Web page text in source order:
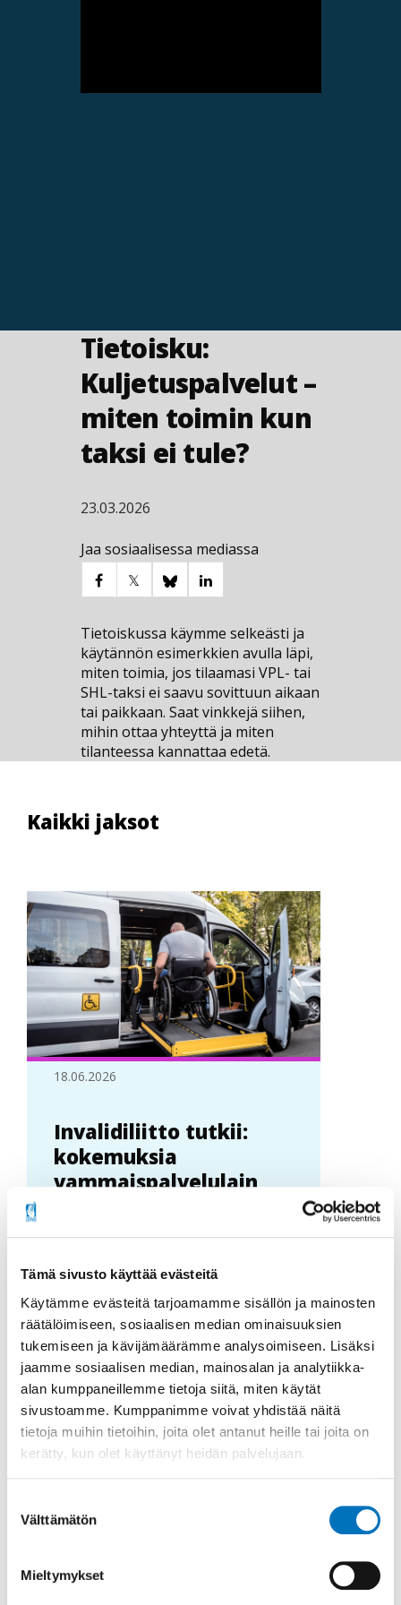
Tämä sivusto käyttää evästeitä
Käytämme evästeitä tarjoamamme sisällön ja mainosten
räätälöimiseen, sosiaalisen median ominaisuuksien
tukemiseen ja kävijämäärämme analysoimiseen. Lisäksi
jaamme sosiaalisen median, mainosalan ja analytiikka-
alan kumppaneillemme tietoja siitä, miten käytät
sivustoamme. Kumppanimme voivat yhdistää näitä
tietoja muihin tietoihin, joita olet antanut heille tai joita on
kerätty, kun olet käyttänyt heidän palvelujaan.
valinta
Välttämätön
Mieltymykset
Tietoisku:
Kuljetuspalvelut –
miten toimin kun
taksi ei tule?
23.03.2026
Jaa sosiaalisessa mediassa
Tietoiskussa käymme selkeästi ja
käytännön esimerkkien avulla läpi,
miten toimia, jos tilaamasi VPL- tai
SHL-taksi ei saavu sovittuun aikaan
tai paikkaan. Saat vinkkejä siihen,
mihin ottaa yhteyttä ja miten
tilanteessa kannattaa edetä.
Kaikki jaksot
18.06.2026
Invalidiliitto tutkii:
kokemuksia
vammaispalvelulain
kuljetuspalvelusta
Miten vammaispalvelulain mukaiset
kuljetuspalvelut toimivat
käytännössä ja millaisia
kokemuksia käyttäjillä on?